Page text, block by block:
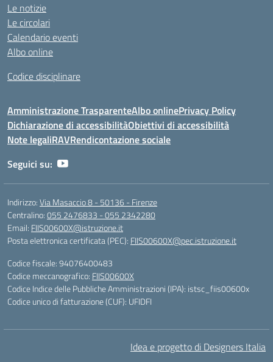
Le notizie
Le circolari
Calendario eventi
Albo online
Codice disciplinare
Amministrazione TrasparenteAlbo onlinePrivacy Policy
Dichiarazione di accessibilitàObiettivi di accessibilità
Note legaliRAVRendicontazione sociale
Seguici su:
Indirizzo:Via Masaccio 8 - 50136 - Firenze
Centralino:055 2476833 - 055 2342280
Email: FIIS00600X@istruzione.it
Posta elettronica certificata (PEC): FIIS00600X@pec.istruzione.it
Codice fiscale: 94076400483
Codice meccanografico: FIIS00600X
Codice Indice delle Pubbliche Amministrazioni (IPA): istsc_fiis00600x
Codice unico di fatturazione (CUF): UFIDFI
Idea e progetto di Designers Italia